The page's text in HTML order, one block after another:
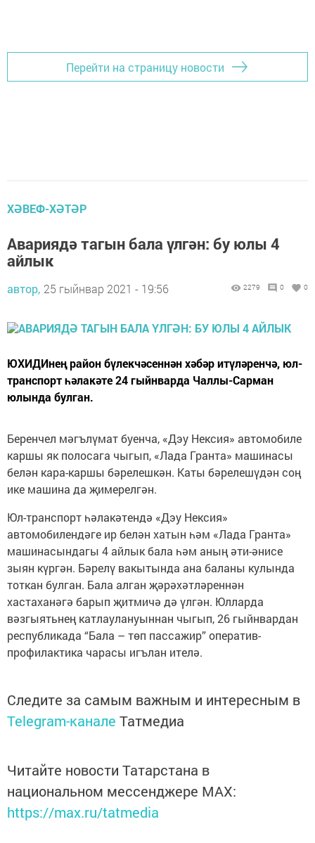
Перейти на страницу новости
ХӘВЕФ-ХӘТӘР
Авариядә тагын бала үлгән: бу юлы 4
айлык
автор, 25 гыйнвар 2021 - 19:56 2279 0 0
ЮХИДИнең район бүлекчәсеннән хәбәр итүләренчә, юл-
транспорт һәлакәте 24 гыйнварда Чаллы-Сарман
юлында булган.
Беренчел мәгълүмат буенча, «Дэу Нексия» автомобиле
каршы як полосага чыгып, «Лада Гранта» машинасы
белән кара-каршы бәрелешкән. Каты бәрелешүдән соң
ике машина да җимерелгән.
Юл-транспорт һәлакәтендә «Дэу Нексия»
автомобилендәге ир белән хатын һәм «Лада Гранта»
машинасындагы 4 айлык бала һәм аның әти-әнисе
зыян күргән. Бәрелү вакытында ана баланы кулында
тоткан булган. Бала алган җәрәхәтләреннән
хастаханәгә барып җитмичә дә үлгән. Юлларда
вәзгыятьнең катлаулануыннан чыгып, 26 гыйнвардан
республикада “Бала – төп пассажир” оператив-
профилактика чарасы игълан ителә.
Следите за самым важным и интересным в
Telegram-канале Татмедиа
Читайте новости Татарстана в
национальном мессенджере MАХ:
https://max.ru/tatmedia